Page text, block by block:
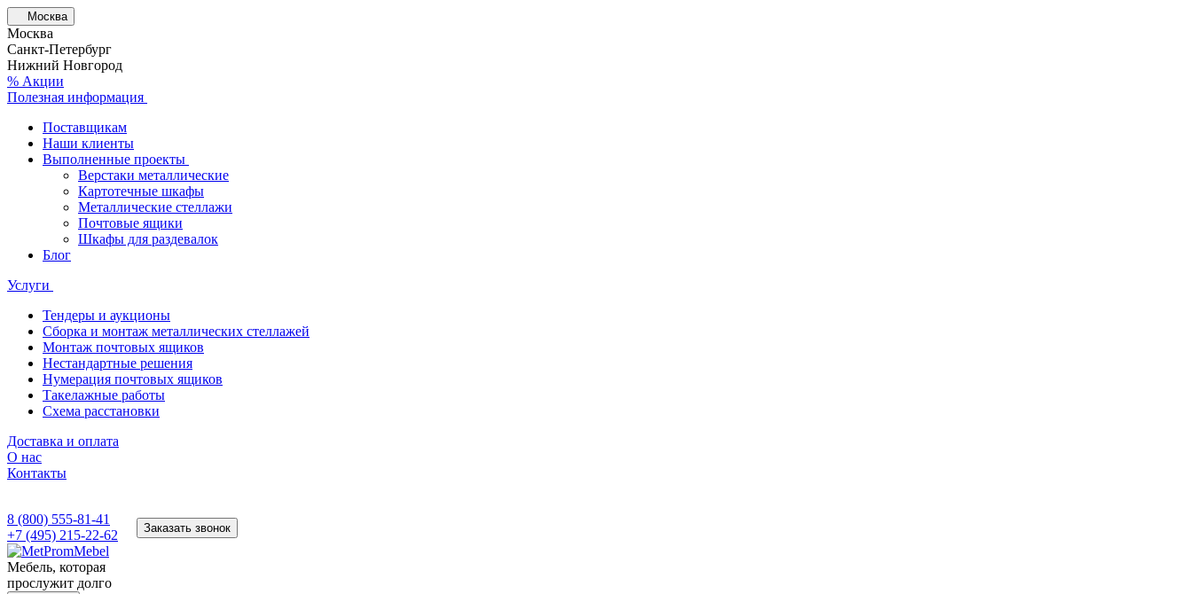
Москва
Москва
Санкт-Петербург
Нижний Новгород
% Акции
Полезная информация
Поставщикам
Наши клиенты
Выполненные проекты
Верстаки металлические
Картотечные шкафы
Металлические стеллажи
Почтовые ящики
Шкафы для раздевалок
Блог
Услуги
Тендеры и аукционы
Сборка и монтаж металлических стеллажей
Монтаж почтовых ящиков
Нестандартные решения
Нумерация почтовых ящиков
Такелажные работы
Схема расстановки
Доставка и оплата
О нас
Контакты
8 (800) 555-81-41
+7 (495) 215-22-62
Заказать звонок
Мебель, которая
прослужит долго